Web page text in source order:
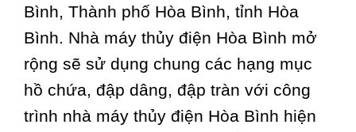
Bình, Thành phố Hòa Bình, tỉnh Hòa
Bình. Nhà máy thủy điện Hòa Bình mở
rộng sẽ sử dụng chung các hạng mục
hồ chứa, đập dâng, đập tràn với công
trình nhà máy thủy điện Hòa Bình hiện